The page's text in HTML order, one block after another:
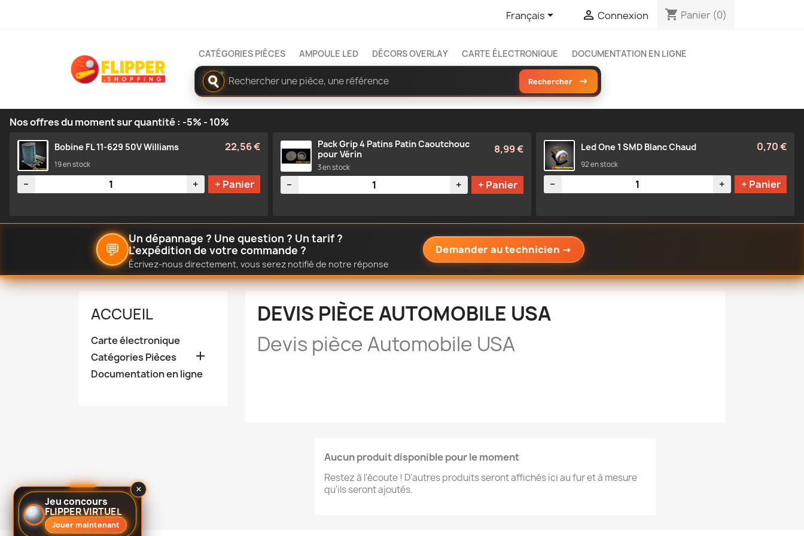
Français  Connexion shopping_cart Panier (0)
CATÉGORIES PIÈCES AMPOULE LED DÉCORS OVERLAY CARTE ÉLECTRONIQUE DOCUMENTATION EN LIGNE
✦
Rechercher
dans
le
catalogue
Rechercher →
Nos offres du moment sur quantité : -5% - 10%
Bobine FL 11-629 50V Williams 22,56 €
19 en stock
Quantité
− + + Panier
Pack Grip 4 Patins Patin Caoutchouc
pour Vérin
8,99 €
3 en stock
Quantité
− + + Panier
Led One 1 SMD Blanc Chaud 0,70 €
92 en stock
Quantité
− + + Panier
💬
Un dépannage ? Une question ? Un tarif ?
L'expédition de votre commande ?
Écrivez-nous directement, vous serez notifié de notre réponse
Demander au technicien →
ACCUEIL
Carte électronique
Catégories Pièces

Documentation en ligne
DEVIS PIÈCE AUTOMOBILE USA
Devis pièce Automobile USA
Aucun produit disponible pour le moment
Restez à l'écoute ! D'autres produits seront affichés ici au fur et à mesure
qu'ils seront ajoutés.
×
Jeu concours
FLIPPER VIRTUEL
Jouer maintenant